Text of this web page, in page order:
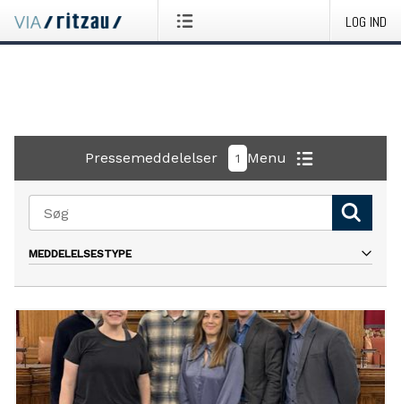
LOG IND
Pressemeddelelser 1 Menu
MEDDELELSESTYPE
Alle
Pressemeddelelse